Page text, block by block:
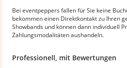
Bei eventpeppers fallen für Sie keine
bekommen einen Direktkontakt zu Ihren
Showbands und können dann individuell
Zahlungsmodalitäten aushandeln.
Professionell, mit Bewertungen